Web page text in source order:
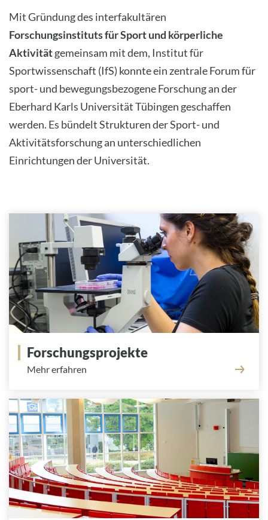
Mit Gründung des interfakultären
Forschungsinstituts für Sport und körperliche
Aktivitätgemeinsam mit dem, Institut für
Sportwissenschaft (IfS) konnte ein zentrale Forum für
sport- und bewegungsbezogene Forschung an der
Eberhard Karls Universität Tübingen geschaffen
werden. Es bündelt Strukturen der Sport- und
Aktivitätsforschung an unterschiedlichen
Einrichtungen der Universität.
Forschungsprojekte
Mehr erfahren